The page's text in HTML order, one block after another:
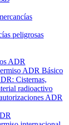
peligrosas
ADR
ADR Básico
Cisternas,
radioactivo
ADR